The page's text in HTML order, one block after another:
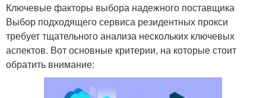
Ключевые факторы выбора надежного поставщика
Выбор подходящего сервиса резидентных прокси
требует тщательного анализа нескольких ключевых
аспектов. Вот основные критерии, на которые стоит
обратить внимание: